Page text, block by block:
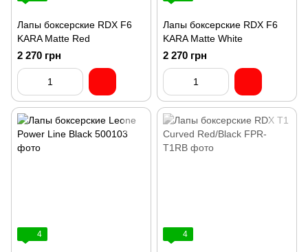
Лапы боксерские RDX F6
KARA Matte Red
2 270 грн
Лапы боксерские RDX F6
KARA Matte White
2 270 грн
4 4